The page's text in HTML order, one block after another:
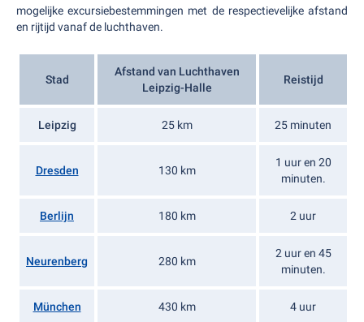
mogelijke excursiebestemmingen met de respectievelijke afstand
en rijtijd vanaf de luchthaven.
Stad
Afstand van Luchthaven
Leipzig-Halle
Reistijd
Leipzig 25 km 25 minuten
Dresden 130 km
1 uur en 20
minuten.
Berlijn 180 km 2 uur
Neurenberg 280 km
2 uur en 45
minuten.
München 430 km 4 uur